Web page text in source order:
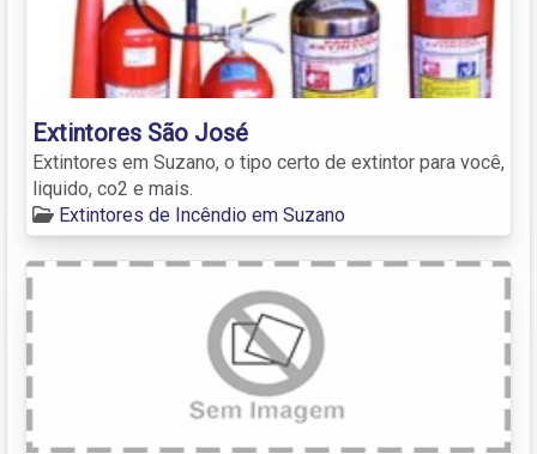
Extintores São José
Extintores em Suzano, o tipo certo de extintor para você,
liquido, co2 e mais.
Extintores de Incêndio em Suzano